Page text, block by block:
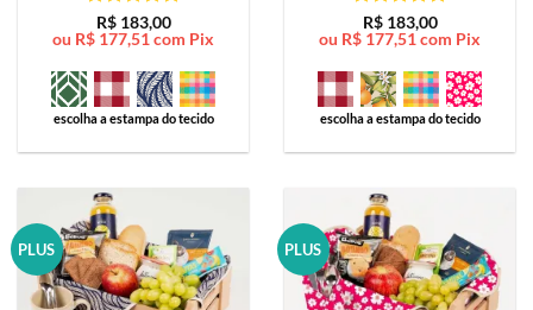
Avaliação5
de 5
R$183,00
ou R$ 177,51com Pix
escolha a estampa do tecido
Avaliação5
de 5
R$183,00
ou R$ 177,51com Pix
escolha a estampa do tecido
PLUS PLUS